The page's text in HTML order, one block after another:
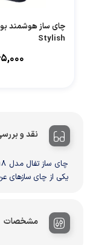
چای ساز هوشمند
Stylish
نقد و
یکی از چای‌ سازهای
مشخصات